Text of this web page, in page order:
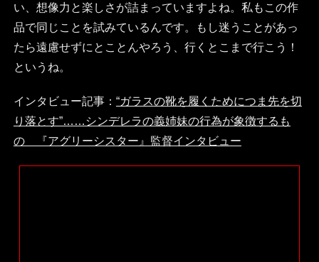
い、想像力と楽しさが詰まっていますよね。私もこの作
品で同じことを試みているんです。もし迷うことがあっ
たら遠慮せずにとことんやろう、行くとこまで行こう！
というね。
インタビュー記事： “ガラスの靴を履くためにつま先を切
り落とす”……シンデレラの義姉妹の行為が象徴するも
の 『アグリーシスター』監督インタビュー